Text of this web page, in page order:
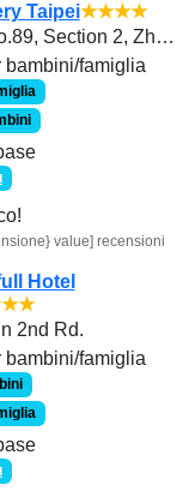
Taipei★★★★
3rd Floor, No.89, Section 2, Zhongxiao East Road,
bambini/famiglia
value] recensioni
Hotel
2nd Rd.
bambini/famiglia